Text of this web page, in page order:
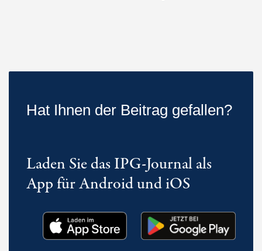
Hat Ihnen der Beitrag gefallen?
Laden Sie das IPG-Journal als
App für Android und iOS